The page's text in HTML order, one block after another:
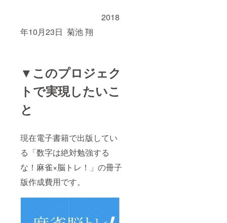
2018
年10月23日 菊池 翔
▼このプロジェク
トで実現したいこ
と
現在電子書籍で出版してい
る「数字は絶対勉強する
な！麻雀×脳トレ！」の冊子
版作成費用です。